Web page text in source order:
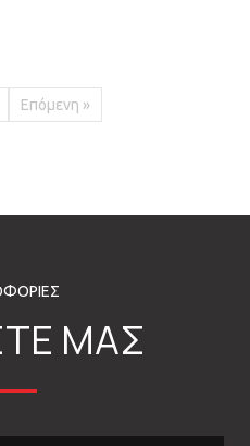
Επόμενη »
ΜΑΣ